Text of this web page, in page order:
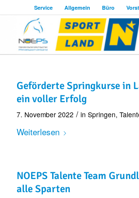
Service Allgemein Büro
Geförderte Springkurse in
ein voller Erfolg
7. November 2022 / in Springen,
Weiterlesen
NOEPS Talente Team
alle Sparten